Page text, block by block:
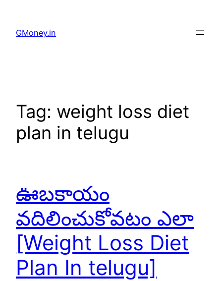
GMoney.in
Tag: weight loss diet
plan in telugu
ఊబకాయం
వదిలించుకోవటం ఎలా
[Weight Loss Diet
Plan In telugu]